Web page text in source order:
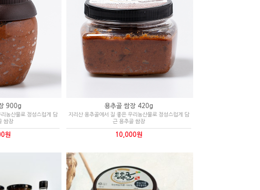
900g
농산물로 정성스럽게 담
쌈장
원
용추골 쌈장 420g
지리산 용추골에서 질 좋은 우리농산물로 정성스럽게 담
근 용추골 쌈장
10,000원